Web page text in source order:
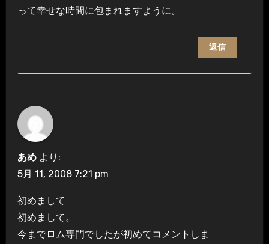
って幸せな時間に包まれますように。
返信
あめ より:
5月 11, 2008 7:21 pm
初めまして
初めまして。
今までロム専門でしたが初めてコメントしま